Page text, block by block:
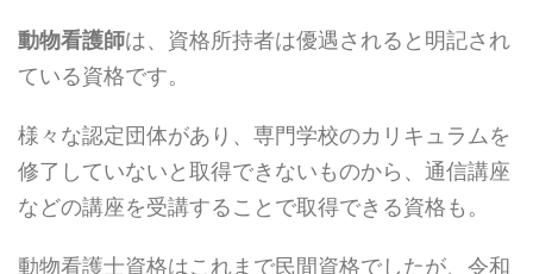
動物看護師は、資格所持者は優遇されると明記され
ている資格です。
様々な認定団体があり、専門学校のカリキュラムを
修了していないと取得できないものから、通信講座
などの講座を受講することで取得できる資格も。
動物看護士資格はこれまで民間資格でしたが、令和